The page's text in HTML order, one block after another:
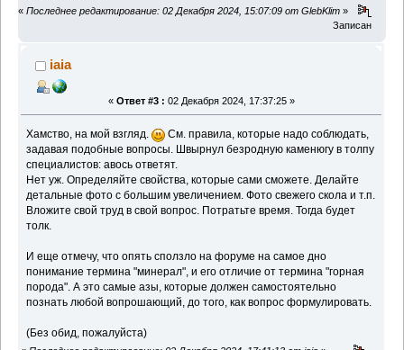
« Последнее редактирование: 02 Декабря 2024, 15:07:09 от GlebKlim »
Записан
iaia
« Ответ #3 : 02 Декабря 2024, 17:37:25 »
Хамство, на мой взгляд.
См. правила, которые надо соблюдать,
задавая подобные вопросы. Швырнул безродную каменюгу в толпу
специалистов: авось ответят.
Нет уж. Определяйте свойства, которые сами сможете. Делайте
детальные фото с большим увеличением. Фото свежего скола и т.п.
Вложите свой труд в свой вопрос. Потратьте время. Тогда будет
толк.
И еще отмечу, что опять сползло на форуме на самое дно
понимание термина "минерал", и его отличие от термина "горная
порода". А это самые азы, которые должен самостоятельно
познать любой вопрошающий, до того, как вопрос формулировать.
(Без обид, пожалуйста)